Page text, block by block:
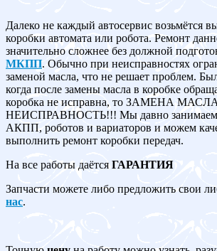
Далеко не каждый автосервис возьмётся
коробки автомата или робота. Ремонт
значительно сложнее без должной
МКПП. Обычно при неисправностях
заменой масла, что не решает проблем.
когда после замены масла в коробке
коробка не исправна, то ЗАМЕНА
НЕИСПРАВНОСТЬ!!! Мы давно
АКПП, роботов и вариаторов и можем
выполнить ремонт коробки передач.
На все работы даётсяГАРАНТИЯ
Запчасти можете либо предложить свои
нас.